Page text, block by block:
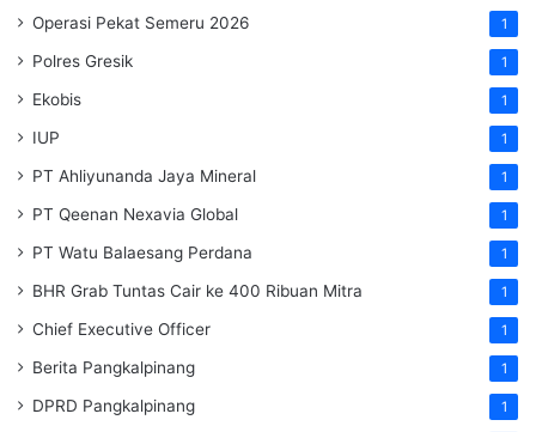
Operasi Pekat Semeru 2026 1
Polres Gresik 1
Ekobis 1
IUP 1
PT Ahliyunanda Jaya Mineral 1
PT Qeenan Nexavia Global 1
PT Watu Balaesang Perdana 1
BHR Grab Tuntas Cair ke 400 Ribuan Mitra 1
Chief Executive Officer 1
Berita Pangkalpinang 1
DPRD Pangkalpinang 1